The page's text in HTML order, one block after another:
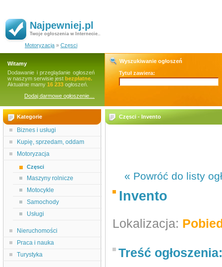
Najpewniej.pl
Twoje ogłoszenia w Internecie..
Motoryzacja » Częsci
Witamy
Dodawanie i przeglądanie ogłoszeń
w naszym serwisie jest bezpłatne.
Aktualnie mamy 16 233 ogłoszeń.
Dodaj darmowe ogłoszenie…
Wyszukiwanie ogłoszeń
Tytuł zawiera:
Kategorie
Biznes i usługi
Kupię, sprzedam, oddam
Motoryzacja
Częsci
Maszyny rolnicze
Motocykle
Samochody
Usługi
Nieruchomości
Praca i nauka
Turystyka
Częsci - Invento
« Powróć do listy
Invento
Lokalizacja:
Treść ogłoszenia: